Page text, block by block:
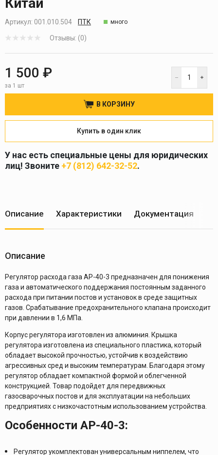
Артикул: 001.010.504 ПТК много
Отзывы: (0)
1 500 ₽
за 1 шт
В КОРЗИНУ
Купить в один клик
У нас есть специальные цены для юридических
лиц! Звоните +7 (812) 642-32-52.
Описание Характеристики Документация
Описание
Регулятор расхода газа АР-40-3 предназначен для понижения
газа и автоматического поддержания постоянным заданного
расхода при питании постов и установок в среде защитных
газов. Срабатывание предохранительного клапана происходит
при давлении в 1,6 МПа.
Корпус регулятора изготовлен из алюминия. Крышка
регулятора изготовлена из специального пластика, который
обладает высокой прочностью, устойчив к воздействию
агрессивных сред и высоким температурам. Благодаря этому
регулятор обладает компактной формой и облегченной
конструкцией. Товар подойдет для передвижных
газосварочных постов и для эксплуатации на небольших
предприятиях с низкочастотным использованием устройства.
Особенности АР-40-3:
Регулятор укомплектован универсальным ниппелем, что